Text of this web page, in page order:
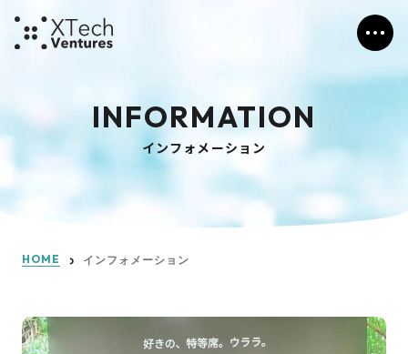
INFORMATION
インフォメーション
HOME インフォメーション